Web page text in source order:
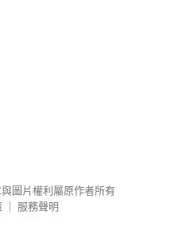
圖片權利屬原作者所有
服務聲明